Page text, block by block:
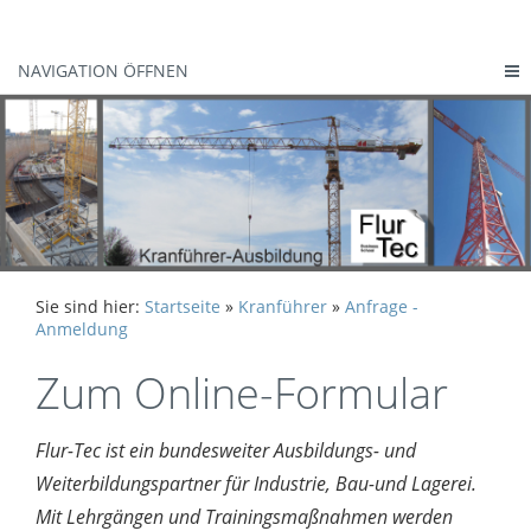
NAVIGATION ÖFFNEN
Sie sind hier: Startseite » Kranführer » Anfrage -
Anmeldung
Zum Online-Formular
Flur-Tec ist ein bundesweiter Ausbildungs- und
Weiterbildungspartner für Industrie, Bau-und Lagerei.
Mit Lehrgängen und Trainingsmaßnahmen werden